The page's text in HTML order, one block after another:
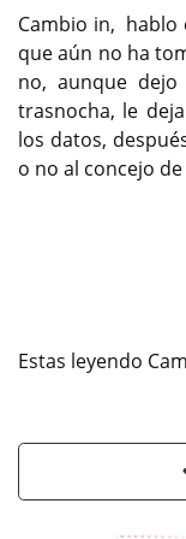
Cambio in, hablo
que aún no ha
no, aunque
trasnocha, le
los datos,
o no al concejo
Estas leyendo